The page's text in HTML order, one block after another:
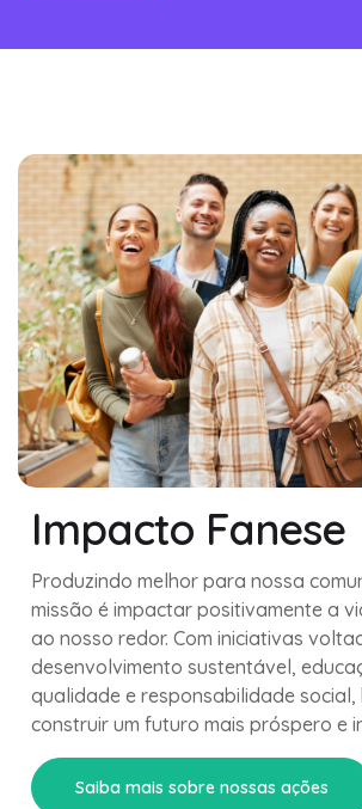
Impacto Fanese
Produzindo melhor para nossa
missão é impactar positivamente a
ao nosso redor. Com iniciativas
desenvolvimento sustentável,
qualidade e responsabilidade social,
construir um futuro mais próspero e
Saiba mais sobre nossas ações